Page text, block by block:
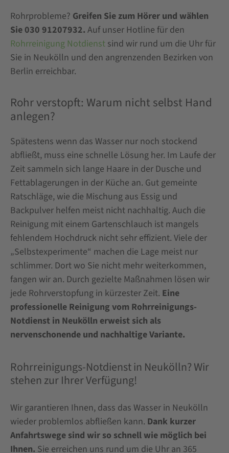
Rohrprobleme? Greifen Sie zum Hörer und wählen
Sie 030 91207932. Auf unser Hotline für den
Rohrreinigung Notdienst sind wir rund um die Uhr für
Sie in Neukölln und den angrenzenden Bezirken von
Berlin erreichbar.
Rohr verstopft: Warum nicht selbst Hand
anlegen?
Spätestens wenn das Wasser nur noch stockend
abfließt, muss eine schnelle Lösung her. Im Laufe der
Zeit sammeln sich lange Haare in der Dusche und
Fettablagerungen in der Küche an. Gut gemeinte
Ratschläge, wie die Mischung aus Essig und
Backpulver helfen meist nicht nachhaltig. Auch die
Reinigung mit einem Gartenschlauch ist mangels
fehlendem Hochdruck nicht sehr effizient. Viele der
„Selbstexperimente“ machen die Lage meist nur
schlimmer. Dort wo Sie nicht mehr weiterkommen,
fangen wir an. Durch gezielte Maßnahmen lösen wir
jede Rohrverstopfung in kürzester Zeit. Eine
professionelle Reinigung vom Rohrreinigungs-
Notdienst in Neukölln erweist sich als
nervenschonende und nachhaltige Variante.
Rohrreinigungs-Notdienst in Neukölln? Wir
stehen zur Ihrer Verfügung!
Wir garantieren Ihnen, dass das Wasser in Neukölln
wieder problemlos abfließen kann. Dank kurzer
Anfahrtswege sind wir so schnell wie möglich bei
Ihnen. Sie erreichen uns rund um die Uhr an 365